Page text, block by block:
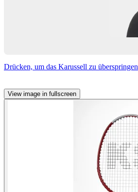
Drücken, um das Karussell zu überspringen
View image in fullscreen